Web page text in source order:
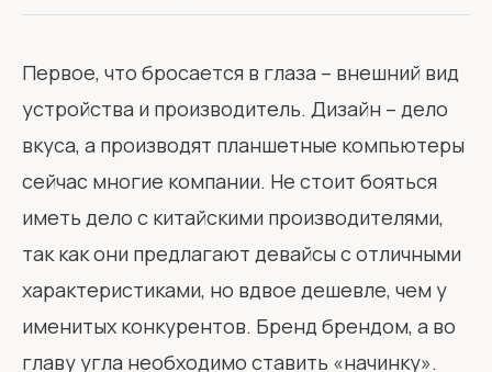
Первое, что бросается в глаза – внешний вид
устройства и производитель. Дизайн – дело
вкуса, а производят планшетные компьютеры
сейчас многие компании. Не стоит бояться
иметь дело с китайскими производителями,
так как они предлагают девайсы с отличными
характеристиками, но вдвое дешевле, чем у
именитых конкурентов. Бренд брендом, а во
главу угла необходимо ставить «начинку».